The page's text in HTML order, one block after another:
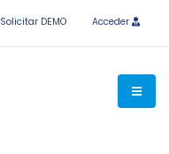
API e integraciones
Solicitar DEMO Acceder